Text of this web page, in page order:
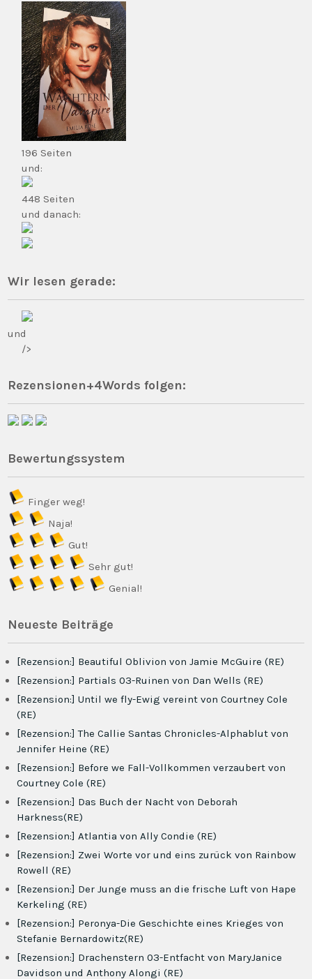
196 Seiten
und:
448 Seiten
und danach:
Wir lesen gerade:
und
/>
Rezensionen+4Words folgen:
Bewertungssystem
Finger weg!
Naja!
Gut!
Sehr gut!
Genial!
Neueste Beiträge
[Rezension:] Beautiful Oblivion von Jamie McGuire (RE)
[Rezension:] Partials 03-Ruinen von Dan Wells (RE)
[Rezension:] Until we fly-Ewig vereint von Courtney Cole
(RE)
[Rezension:] The Callie Santas Chronicles-Alphablut von
Jennifer Heine (RE)
[Rezension:] Before we Fall-Vollkommen verzaubert von
Courtney Cole (RE)
[Rezension:] Das Buch der Nacht von Deborah
Harkness(RE)
[Rezension:] Atlantia von Ally Condie (RE)
[Rezension:] Zwei Worte vor und eins zurück von Rainbow
Rowell (RE)
[Rezension:] Der Junge muss an die frische Luft von Hape
Kerkeling (RE)
[Rezension:] Peronya-Die Geschichte eines Krieges von
Stefanie Bernardowitz(RE)
[Rezension:] Drachenstern 03-Entfacht von MaryJanice
Davidson und Anthony Alongi (RE)